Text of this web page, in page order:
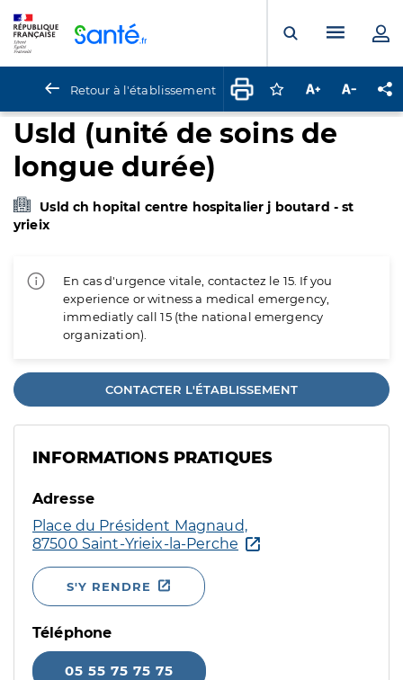
Ouvrir laMenu
Retour à l'établissement Connectez-vous
Augmenter la
Usld (unité de soins de
longue durée)
Usld ch hopital centre hospitalier j boutard - st
yrieix
En cas d'urgence vitale, contactez le 15. If you
experience or witness a medical emergency,
immediatly call 15 (the national emergency
organization).
CONTACTER L'ÉTABLISSEMENT
INFORMATIONS PRATIQUES
Adresse
Place du Président Magnaud,
87500 Saint-Yrieix-la-Perche
S'Y RENDRE
Téléphone
05 55 75 75 75